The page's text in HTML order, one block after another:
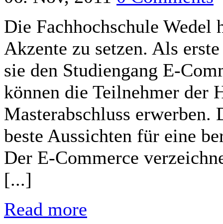
Die Fachhochschule Wedel
Akzente zu setzen. Als
sie den Studiengang E-
können die Teilnehmer der
Masterabschluss
beste Aussichten für eine
Der E-Commerce
[...]
Read more